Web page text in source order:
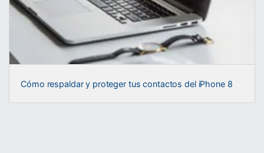
Cómo respaldar y proteger tus contactos del iPhone 8